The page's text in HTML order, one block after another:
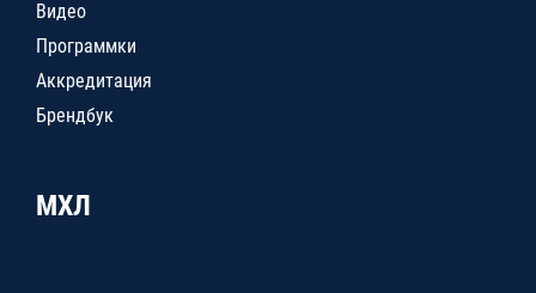
Видео
Программки
Аккредитация
Брендбук
МХЛ